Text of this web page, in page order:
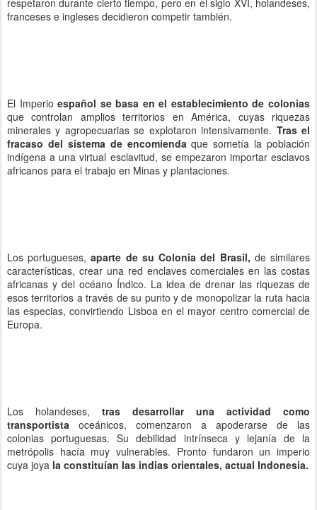
respetaron durante cierto tiempo, pero en el siglo XVI, holandeses,
franceses e ingleses decidieron competir también.
El Imperioespañol se basa en el establecimiento de colonias
que controlan amplios territorios en América, cuyas riquezas
minerales y agropecuarias se explotaron intensivamente. Tras el
fracaso del sistema de encomiendaque sometía la población
indígena a una virtual esclavitud, se empezaron importar esclavos
africanos para el trabajo en Minas y plantaciones.
Los portugueses,aparte de su Colonia del Brasil, de similares
características, crear una red enclaves comerciales en las costas
africanas y del océano Índico. La idea de drenar las riquezas de
esos territorios a través de su punto y de monopolizar la ruta hacia
las especias, convirtiendo Lisboa en el mayor centro comercial de
Europa.
Los holandeses, tras desarrollar una actividad como
transportista oceánicos, comenzaron a apoderarse de las
colonias portuguesas. Su debilidad intrínseca y lejanía de la
metrópolis hacía muy vulnerables. Pronto fundaron un imperio
cuya joya la constituían las indias orientales, actual Indonesia.